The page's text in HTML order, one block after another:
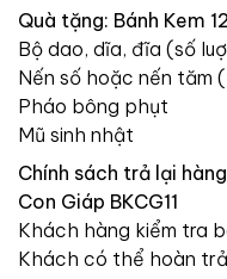
Quà tặng: Bánh Kem
Bộ dao, dĩa, đĩa (số
Nến số hoặc nến tăm
Pháo bông phụt
Mũ sinh nhật
Chính sách trả lại
Con Giáp BKCG11
Khách hàng kiểm tra
Khách có thể hoàn